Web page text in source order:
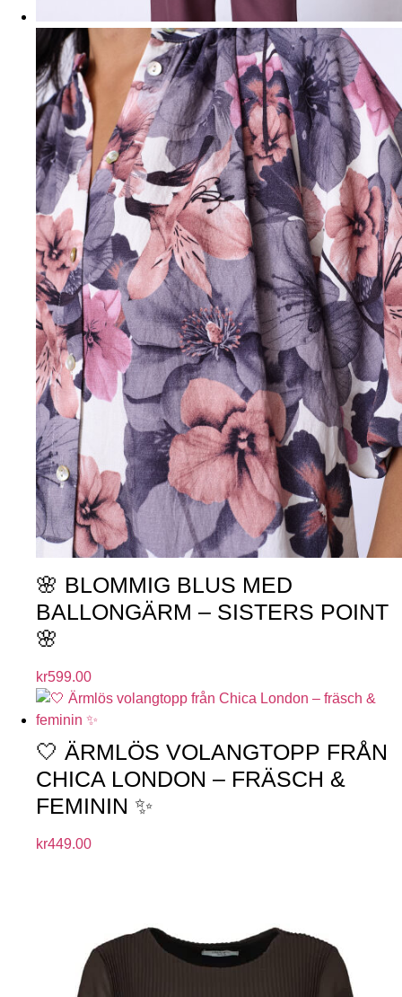
🌸 BLOMMIG BLUS MED
BALLONGÄRM – SISTERS POINT
🌸
kr599.00
🤍 ÄRMLÖS VOLANGTOPP FRÅN
CHICA LONDON – FRÄSCH &
FEMININ ✨
kr449.00